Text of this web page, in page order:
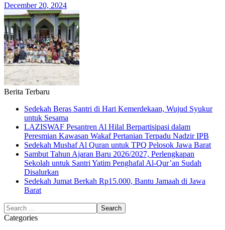
December 20, 2024
Berita Terbaru
Sedekah Beras Santri di Hari Kemerdekaan, Wujud Syukur
untuk Sesama
LAZISWAF Pesantren Al Hilal Berpartisipasi dalam
Peresmian Kawasan Wakaf Pertanian Terpadu Nadzir IPB
Sedekah Mushaf Al Quran untuk TPQ Pelosok Jawa Barat
Sambut Tahun Ajaran Baru 2026/2027, Perlengkapan
Sekolah untuk Santri Yatim Penghafal Al-Qur’an Sudah
Disalurkan
Sedekah Jumat Berkah Rp15.000, Bantu Jamaah di Jawa
Barat
Categories